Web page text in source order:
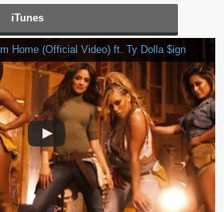
iTunes
Home (Official Video) ft. Ty Dolla $ign